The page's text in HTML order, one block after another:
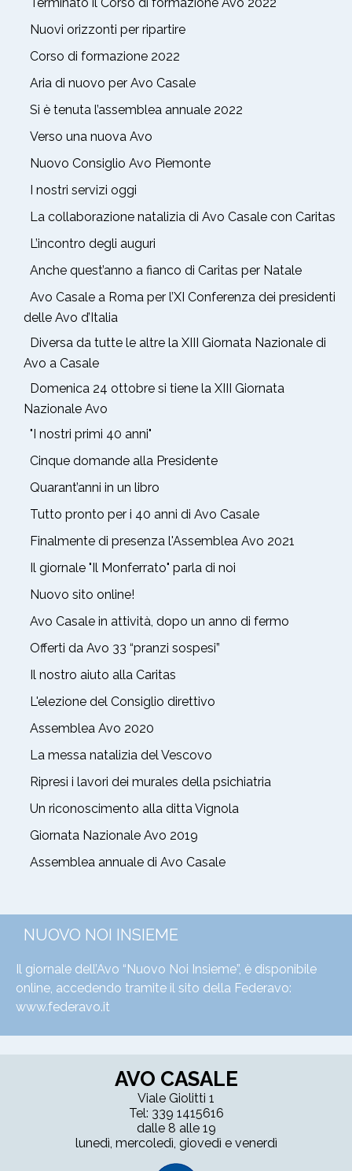
Nuovi orizzonti per ripartire
Corso di formazione 2022
Aria di nuovo per Avo Casale
Si è tenuta l’assemblea annuale 2022
Verso una nuova Avo
Nuovo Consiglio Avo Piemonte
I nostri servizi oggi
La collaborazione natalizia di Avo Casale con Caritas
L’incontro degli auguri
Anche quest’anno a fianco di Caritas per Natale
Avo Casale a Roma per l’XI Conferenza dei presidenti
delle Avo d’Italia
Diversa da tutte le altre la XIII Giornata Nazionale di
Avo a Casale
Domenica 24 ottobre si tiene la XIII Giornata
Nazionale Avo
"I nostri primi 40 anni"
Cinque domande alla Presidente
Quarant’anni in un libro
Tutto pronto per i 40 anni di Avo Casale
Finalmente di presenza l'Assemblea Avo 2021
Il giornale "Il Monferrato" parla di noi
Nuovo sito online!
Avo Casale in attività, dopo un anno di fermo
Offerti da Avo 33 “pranzi sospesi”
Il nostro aiuto alla Caritas
L'elezione del Consiglio direttivo
Assemblea Avo 2020
La messa natalizia del Vescovo
Ripresi i lavori dei murales della psichiatria
Un riconoscimento alla ditta Vignola
Giornata Nazionale Avo 2019
Assemblea annuale di Avo Casale
NUOVO NOI INSIEME
Il giornale dell’Avo “Nuovo Noi Insieme”, è disponibile
online, accedendo tramite il sito della Federavo:
www.federavo.it
AVO CASALE
Viale Giolitti 1
Tel: 339 1415616
dalle 8 alle 19
lunedì, mercoledì, giovedì e venerdì